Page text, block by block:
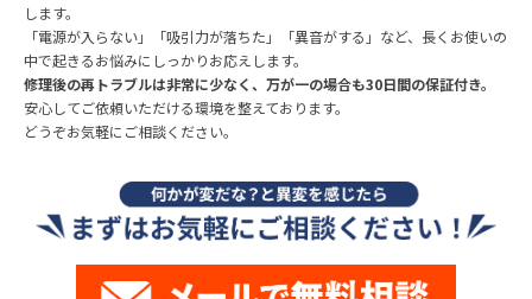
します。
「電源が入らない」「吸引力が落ちた」「異音がする」など、長くお使いの
中で起きるお悩みにしっかりお応えします。
修理後の再トラブルは非常に少なく、万が一の場合も30日間の保証付き。
安心してご依頼いただける環境を整えております。
どうぞお気軽にご相談ください。